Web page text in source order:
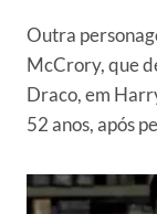
Outra
McCrory, que
Draco, em
52 anos, após